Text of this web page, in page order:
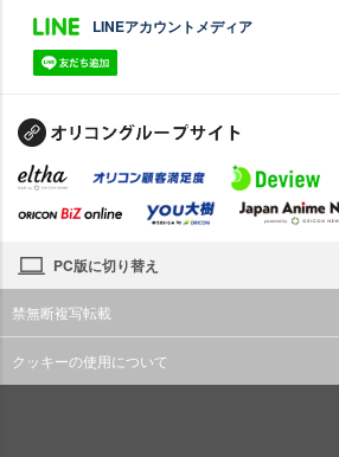
LINEアカウントメディア
PC版に切り替え
禁無断複写転載
クッキーの使用について